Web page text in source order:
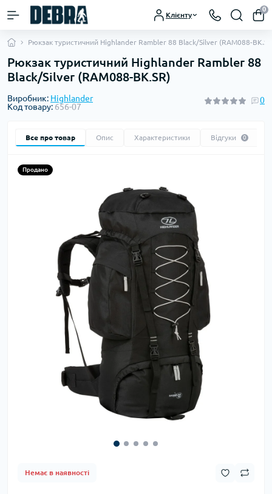
Клієнту
0
Рюкзак туристичний Highlander Rambler 88 Black/Silver (RAM088-
Рюкзак туристичний Highlander Rambler 88
Black/Silver (RAM088-BK.SR)
Виробник: Highlander
Код товару: 656-07
0
Все про товар Опис Характеристики Відгуки 0
Продано
Немає в наявності